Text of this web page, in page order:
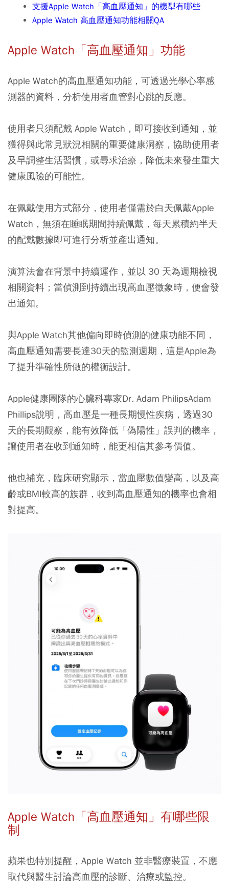
支援Apple Watch「高血壓通知」的機型有哪些
Apple Watch 高血壓通知功能相關QA
Apple Watch「高血壓通知」功能
Apple Watch的高血壓通知功能，可透過光學心率感
測器的資料，分析使用者血管對心跳的反應。
使用者只須配戴 Apple Watch，即可接收到通知，並
獲得與此常見狀況相關的重要健康洞察，協助使用者
及早調整生活習慣，或尋求治療，降低未來發生重大
健康風險的可能性。
在佩戴使用方式部分，使用者僅需於白天佩戴Apple
Watch，無須在睡眠期間持續佩戴，每天累積約半天
的配戴數據即可進行分析並產出通知。
演算法會在背景中持續運作，並以 30 天為週期檢視
相關資料；當偵測到持續出現高血壓徵象時，便會發
出通知。
與Apple Watch其他偏向即時偵測的健康功能不同，
高血壓通知需要長達30天的監測週期，這是Apple為
了提升準確性所做的權衡設計。
Apple健康團隊的心臟科專家Dr. Adam PhilipsAdam
Phillips說明，高血壓是一種長期慢性疾病，透過30
天的長期觀察，能有效降低「偽陽性」誤判的機率，
讓使用者在收到通知時，能更相信其參考價值。
他也補充，臨床研究顯示，當血壓數值變高，以及高
齡或BMI較高的族群，收到高血壓通知的機率也會相
對提高。
Apple Watch「高血壓通知」有哪些限
制
蘋果也特別提醒，Apple Watch 並非醫療裝置，不應
取代與醫生討論高血壓的診斷、治療或監控。